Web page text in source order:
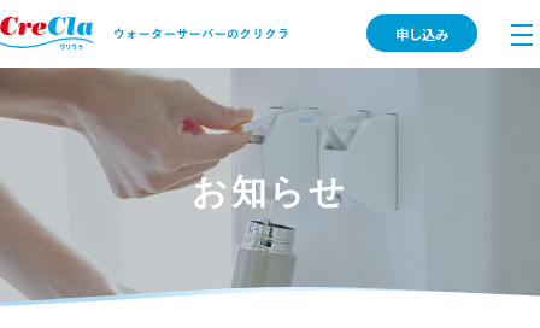
申し込み
お知らせ